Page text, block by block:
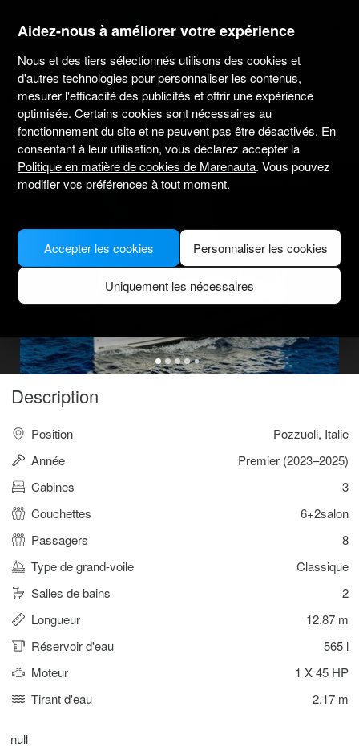
marenauta
Beneteau Oceanis 40.1 - 3 Cab. -
Pozzuoli
5.0(1) Sans skipper uniquement Professionnel
Pozzuoli port
Bateau vérifié
MODEL PICTURE FOR ILLUSTRATIVE PURPOSES ONLY
Description
Position
Pozzuoli, Italie
Année
Premier (2023–2025)
Cabines
3
Couchettes
6+2salon
Passagers
8
Type de grand-voile
Classique
Salles de bains
2
Longueur
12.87 m
Réservoir d'eau
565 l
Moteur
1 X 45 HP
Tirant d'eau
2.17 m
null
Aidez-nous à améliorer votre expérience
Nous et des tiers sélectionnés utilisons des cookies et
d'autres technologies pour personnaliser les contenus,
mesurer l'efficacité des publicités et offrir une expérience
optimisée. Certains cookies sont nécessaires au
fonctionnement du site et ne peuvent pas être désactivés. En
consentant à leur utilisation, vous déclarez accepter la
Politique en matière de cookies de Marenauta. Vous pouvez
modifier vos préférences à tout moment.
Personnaliser les cookies
Uniquement les nécessaires
Accepter les cookies